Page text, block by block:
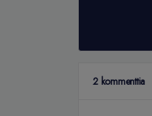
2 kommenttia